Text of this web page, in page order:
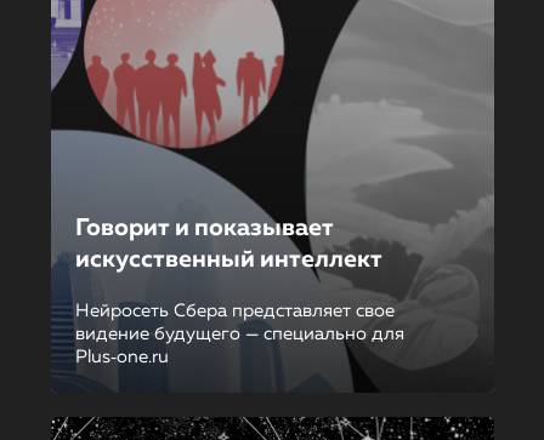
Говорит и показывает
искусственный интеллект
Нейросеть Сбера представляет свое
видение будущего — специально для
Plus‑one.ru